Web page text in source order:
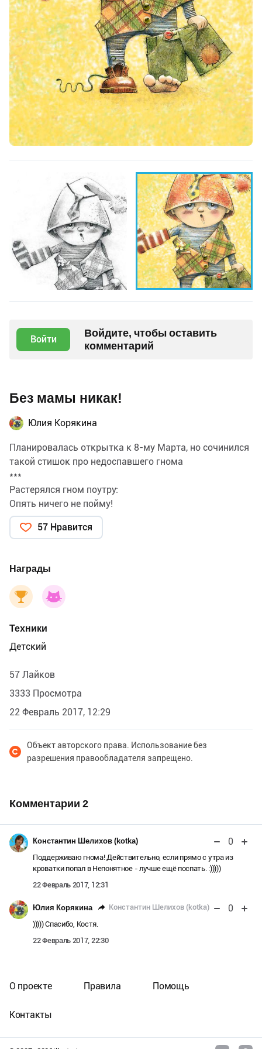
Войти
Войдите, чтобы оставить
комментарий
Без мамы никак!
Юлия Корякина
Планировалась открытка к 8-му Марта, но сочинился
такой стишок про недоспавшего гнома
***
Растерялся гном поутру:
Опять ничего не пойму!
Куда убежал башмак?
Носок не найду никак!
Лучше ещё посплю,
Может тогда всё пойму!
57 Нравится
Награды
Техники
Детский
57 Лайков
3333 Просмотра
22 Февраль 2017, 12:29
Объект авторского права. Использование без
разрешения правообладателя запрещено.
Комментарии 2
Константин Шелихов (kotka) 0
Поддерживаю гнома! Действительно, если прямо с утра из
кроватки попал в Непонятное - лучше ещё поспать. :)))))
22 Февраль 2017, 12:31
Юлия Корякина Константин Шелихов (kotka) 0
))))) Спасибо, Костя.
22 Февраль 2017, 22:30
О проекте Правила Помощь
Контакты